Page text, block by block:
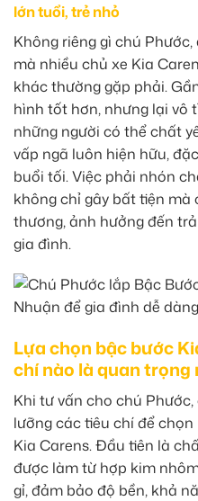
lớn tuổi, trẻ nhỏ
Không riêng gì chú
mà nhiều chủ xe Kia
khác thường gặp phải.
hình tốt hơn, nhưng lại vô
những người có thể chất
vấp ngã luôn hiện hữu,
buổi tối. Việc phải nhón
không chỉ gây bất tiện
thương, ảnh hưởng đến
gia đình.
Lựa chọn bậc bước
chí nào là quan trọng
Khi tư vấn cho chú
lưỡng các tiêu chí để
Kia Carens. Đầu tiên là
được làm từ hợp kim
gỉ, đảm bảo độ bền, khả